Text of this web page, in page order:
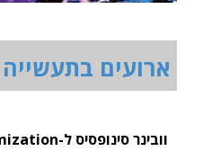
ארועים בתעשייה